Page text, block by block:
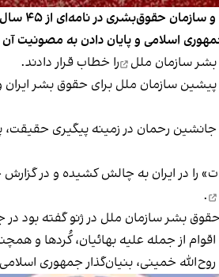
اسلامی و پایان دادن به مصونیت
سازمان ملل
را خطاب قرار دادند.
سازمان ملل برای حقوق بشر
جانشین رحمان در زمینه پیگیری
را در ایران به چالش کشیده و در
.
شورای حقوق بشر سازمان ملل در ژنو
از جمله علیه بهائیان، کُردها